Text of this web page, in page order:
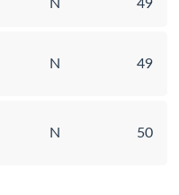
N 49
N 49
N 50